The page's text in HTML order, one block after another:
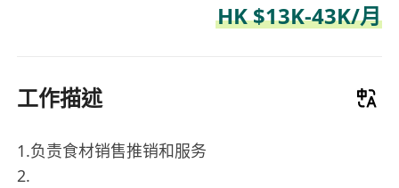
HK $13K-43K/月
工作描述
1.负责食材销售推销和服务
2.